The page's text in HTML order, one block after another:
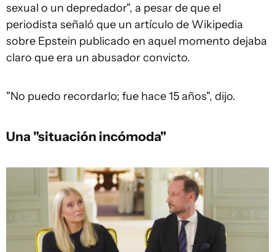
sexual o un depredador", a pesar de que el
periodista señaló que un artículo de Wikipedia
sobre Epstein publicado en aquel momento dejaba
claro que era un abusador convicto.
"No puedo recordarlo; fue hace 15 años", dijo.
Una "situación incómoda"